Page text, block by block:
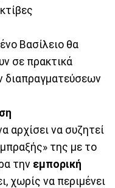
Βασίλειο θα
σε πρακτικά
αρχίσει να συζητεί
της με το
την εμπορική
χωρίς να περιμένει